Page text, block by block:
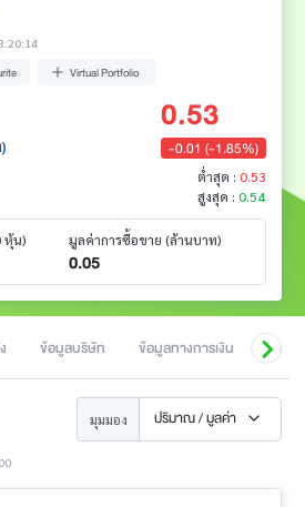
Virtual Portfolio
0.53
-0.01 (-1.85%)
ต่ำสุด : 0.53
สูงสุด : 0.54
หุ้น) มูลค่าการซื้อขาย (ล้านบาท)
0.05
ข้อมูลบริษัท ข้อมูลทางการเงิน สิทธิป
มุมมอง ปริมาณ / มูลค่า